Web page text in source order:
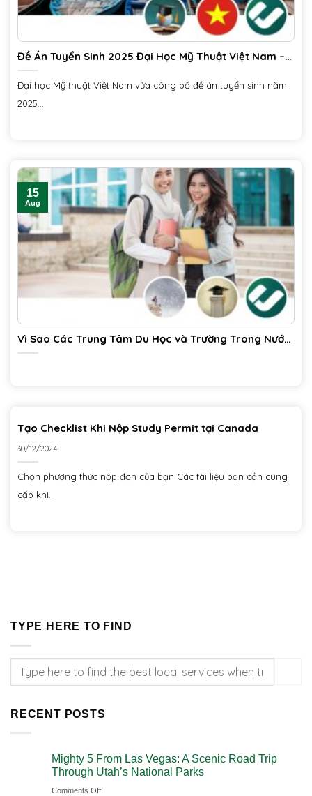
Đề Án Tuyển Sinh 2025 Đại Học Mỹ Thuật Việt Nam –
Ứng Dụng Tuyển Sinh Ciiclo
Đại học Mỹ thuật Việt Nam vừa công bố đề án tuyển sinh năm
2025...
Vì Sao Các Trung Tâm Du Học và Trường Trong Nước
Chật Vật Tuyển Sinh?
15
Aug
Tạo Checklist Khi Nộp Study Permit tại Canada
30/12/2024
Chọn phương thức nộp đơn của bạn Các tài liệu bạn cần cung
cấp khi...
TYPE HERE TO FIND
RECENT POSTS
Mighty 5 From Las Vegas: A Scenic Road Trip
Through Utah’s National Parks
Comments Offon